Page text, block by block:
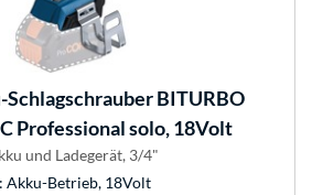
Schlagschrauber BITURBO
Professional solo, 18Volt
und Ladegerät, 3/4"
Akku-Betrieb, 18Volt